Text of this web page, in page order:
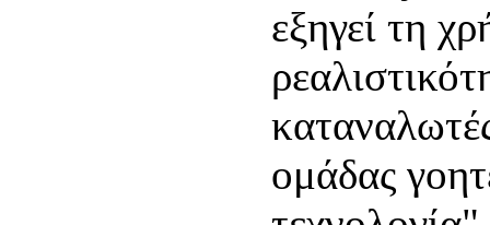
εξηγεί τη
ομάδας